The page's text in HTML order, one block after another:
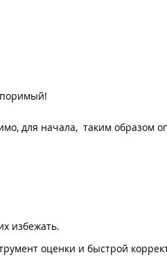
для начала, таким образом
избежать.
оценки и быстрой